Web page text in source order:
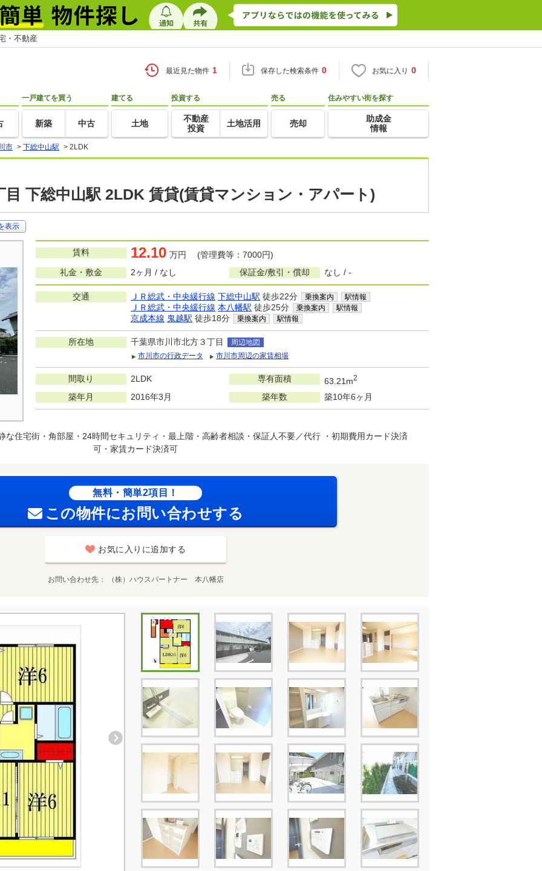
・不動産
最近見た物件 1 保存した検索条件 0 お気に入り 0
一戸建てを買う
新築 中古
建てる
土地
投資する
不動産
投資
土地活用
売る
売却
住みやすい街を探す
助成金
情報
市 > 下総中山駅 > 2LDK
目 下総中山駅 2LDK 賃貸(賃貸マンション・アパート)
表示
賃料 12.10 万円 (管理費等：7000円)
礼金・敷金
2ヶ月 / なし 保証金/敷引・償却 なし / -
交通 ＪＲ総武・中央緩行線 下総中山駅 徒歩22分 乗換案内 駅情報
ＪＲ総武・中央緩行線 本八幡駅 徒歩25分 乗換案内 駅情報
京成本線 鬼越駅 徒歩18分 乗換案内 駅情報
所在地 千葉県市川市北方３丁目
周辺地図
市川市の行政データ
市川市周辺の家賃相場
間取り 2LDK 専有面積 63.21m2
築年月 2016年3月 築年数 築10年6ヶ月
な住宅街・角部屋・24時間セキュリティ・最上階・高齢者相談・保証人不要／代行 ・初期費用カード決済
可・家賃カード決済可
無料・簡単2項目！
この物件にお問い合わせする
お気に入りに追加する
お問い合わせ先 （株）ハウスパートナー 本八幡店